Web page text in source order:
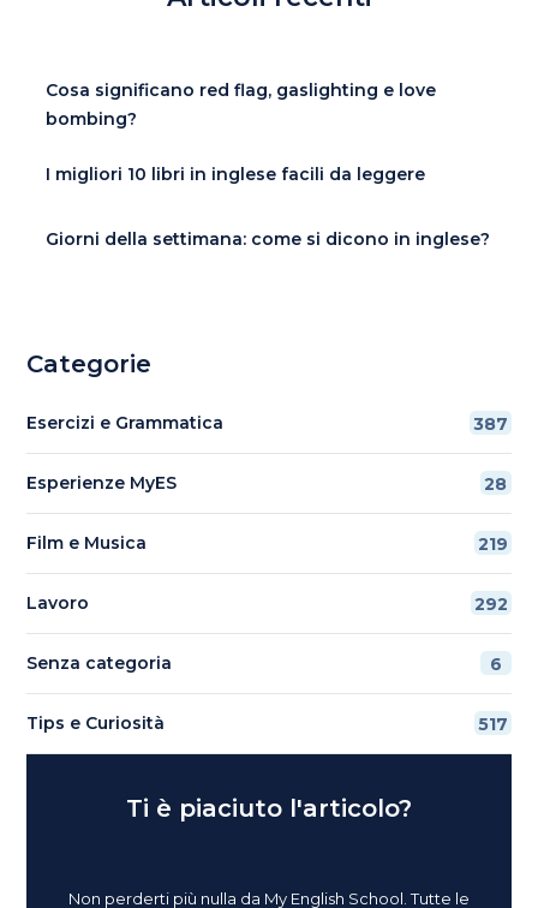
Cosa significano red flag, gaslighting e love
bombing?
I migliori 10 libri in inglese facili da leggere
Giorni della settimana: come si dicono in inglese?
Categorie
Esercizi e Grammatica 387
Esperienze MyES 28
Film e Musica 219
Lavoro 292
Senza categoria 6
Tips e Curiosità 517
Ti è piaciuto l'articolo?
Non perderti più nulla da My English School. Tutte le